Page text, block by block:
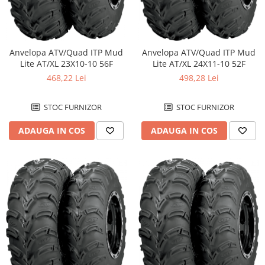
Protectii Polisport
Rezervor
Rulmenti ghidon
Kit rulmenti ghidon
Suport pasager PUIG
Suport/Suruburi/Piulite/Cleme
Kit pompa apa
Radiator
Semering pompa apa
Senzor
Suruburi si capace motor
Anvelopa ATV/Quad ITP Mud
Lite AT/XL 23X10-10 56F
468,22 Lei
STOC FURNIZOR
ADAUGA IN COS
Anvelopa ATV/Quad ITP Mud
Lite AT/XL 24X11-10 52F
498,28 Lei
STOC FURNIZOR
ADAUGA IN COS